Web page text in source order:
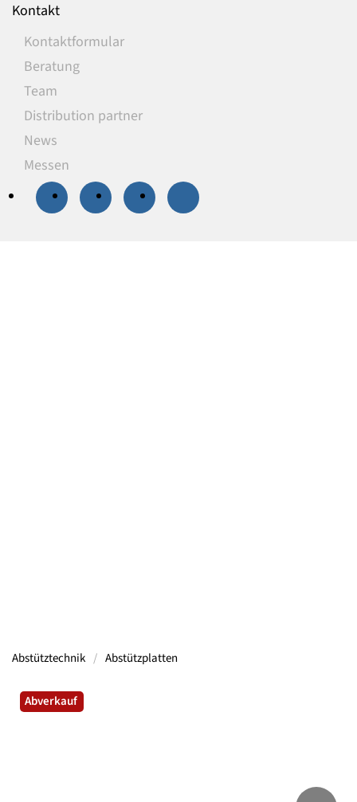
Kontakt
Kontaktformular
Beratung
Team
Distribution partner
News
Messen
Abstütztechnik Abstützplatten
Abverkauf